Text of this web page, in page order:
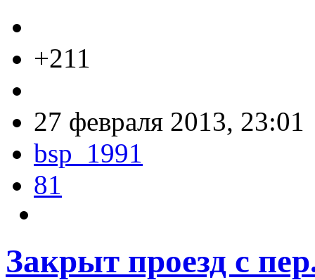
+211
27 февраля 2013, 23:01
bsp_1991
81
Закрыт проезд с